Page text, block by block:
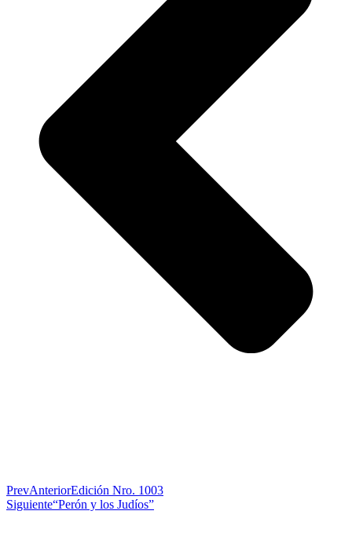
PrevAnteriorEdición Nro. 1003
Siguiente“Perón y los Judíos”